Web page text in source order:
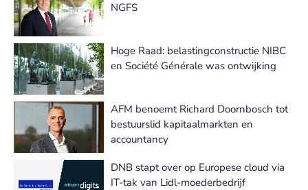
NGFS
Hoge Raad: belastingconstructie NIBC
en Société Générale was ontwijking
AFM benoemt Richard Doornbosch tot
bestuurslid kapitaalmarkten en
accountancy
DNB stapt over op Europese cloud via
IT-tak van Lidl-moederbedrijf